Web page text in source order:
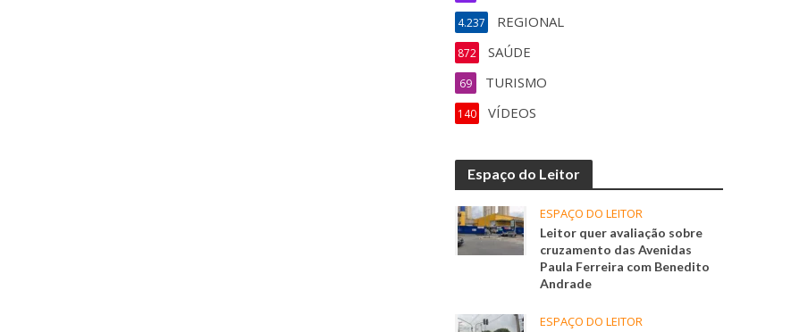
REGIONAL
4.237
SAÚDE
872
TURISMO
69
VÍDEOS
140
Espaço do Leitor
ESPAÇO DO LEITOR
Leitor quer avaliação sobre
cruzamento das Avenidas
Paula Ferreira com Benedito
Andrade
ESPAÇO DO LEITOR